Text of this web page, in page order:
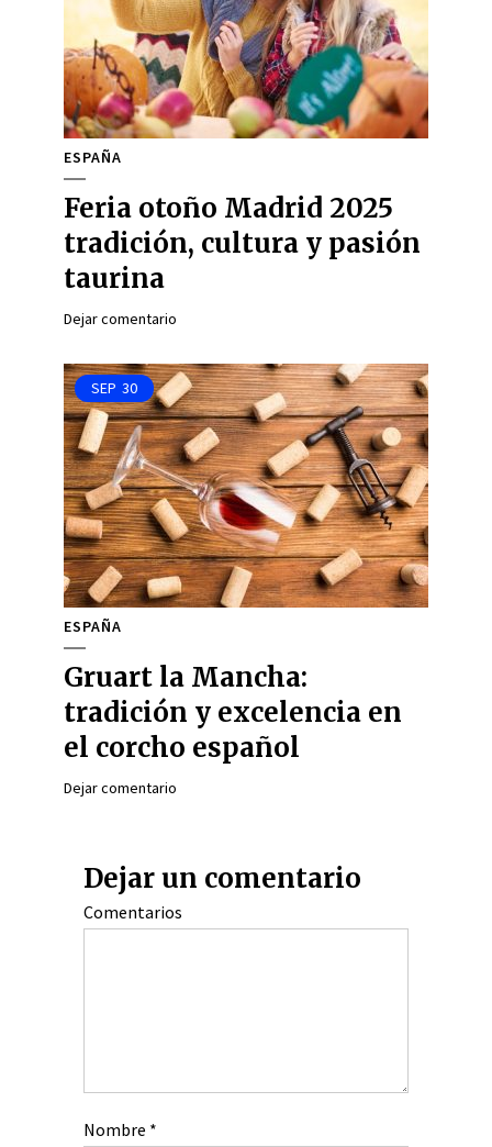
ESPAÑA
Feria otoño Madrid 2025
tradición, cultura y pasión
taurina
Dejar comentario
SEP 30
ESPAÑA
Gruart la Mancha:
tradición y excelencia en
el corcho español
Dejar comentario
Dejar un comentario
Comentarios
Nombre *